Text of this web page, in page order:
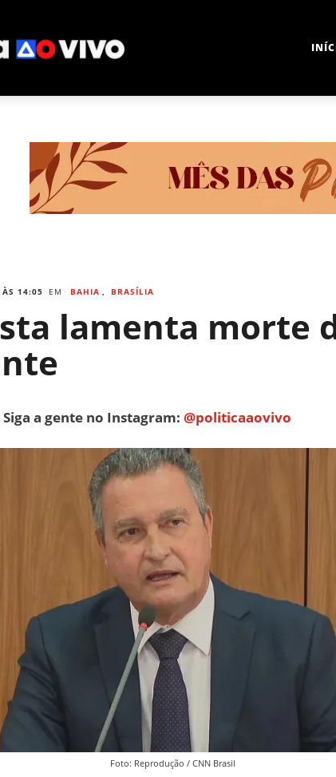
ÀS 14:05 EM BAHIA , BRASÍLIA
lamenta morte
a gente no Instagram: @politicaaovivo
Foto: Reprodução / CNN Brasil